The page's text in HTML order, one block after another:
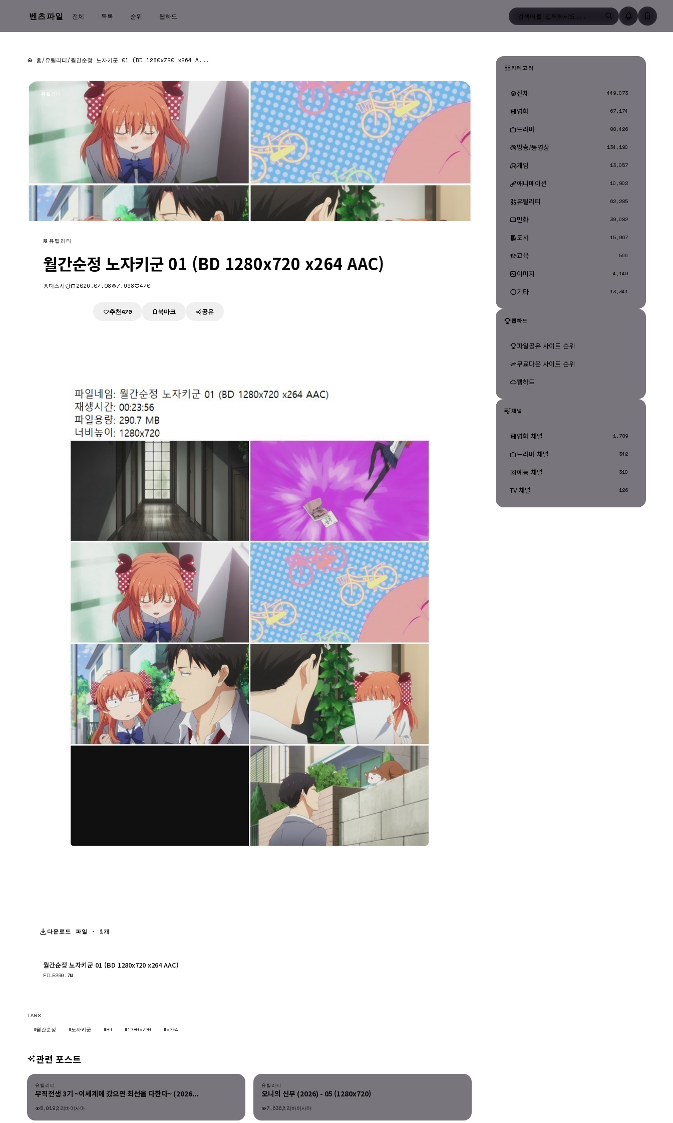
벤츠파일 전체 목록 순위 웹하드 검색
홈/유틸리티/월간순정 노자키군 01 (BD 1280x720 x264 A...
유틸리티
유틸리티
월간순정 노자키군 01 (BD 1280x720 x264 AAC)
디스사랑 2026.07.08 7,998 470
추천470 북마크 공유
다운로드 파일 · 1개
월간순정 노자키군 01 (BD 1280x720 x264 AAC)
FILE290.7M
TAGS
#월간순정
#노자키군 #BD #1280x720 #x264
관련 포스트
유틸리티
유틸리티
무직전생 3기 ~이세계에 갔으면 최선을 다한다~ (2026...
5,019 리바이사마
유틸리티
오니의 신부 (2026) - 05 (1280x720)
7,636 리바이사마
카테고리
전체 449,073
영화 67,174
드라마 88,426
방송/동영상 134,190
게임 13,057
애니메이션 10,902
유틸리티 62,285
만화 39,082
도서 15,967
교육 500
이미지 4,149
기타 13,341
웹하드
파일공유 사이트 순위
무료다운 사이트 순위
웹하드
채널
영화 채널 1,789
드라마 채널 342
예능 채널 310
TV 채널 126